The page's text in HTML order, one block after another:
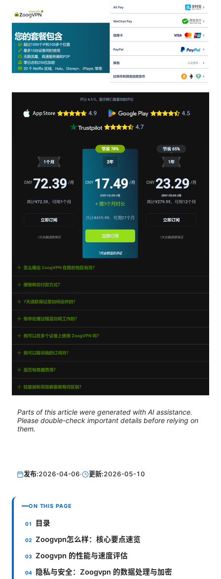
Parts of this article were generated with AI assistance.
Please double-check important details before relying on
them.
发布:2026-04-06· 更新:2026-05-10
ON THIS PAGE
目录
Zoogvpn怎么样：核心要点速览
Zoogvpn 的性能与速度评估
隐私与安全：Zoogvpn 的数据处理与加密